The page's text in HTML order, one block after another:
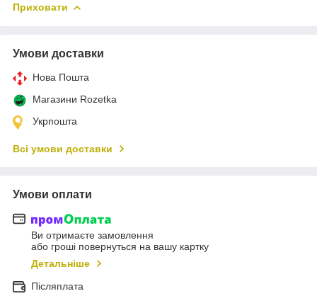
Приховати
Умови доставки
Нова Пошта
Магазини Rozetka
Укрпошта
Всі умови доставки
Умови оплати
Ви отримаєте замовлення
або гроші повернуться на вашу картку
Детальніше
Післяплата